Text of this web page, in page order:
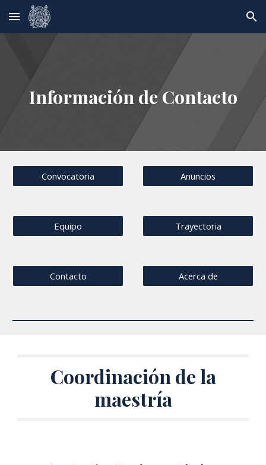
Skip to main content Skip to navigation
Información de Contacto
Convocatoria Anuncios
Equipo Trayectoria
Contacto Acerca de
Coordinación de la
maestría